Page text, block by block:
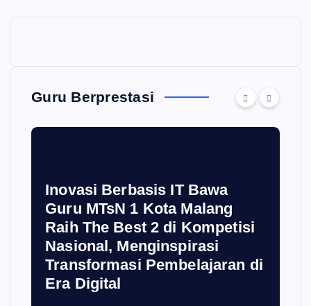
Guru Berprestasi
Inovasi Berbasis IT Bawa
Guru MTsN 1 Kota Malang
Raih The Best 2 di Kompetisi
Nasional, Menginspirasi
Transformasi Pembelajaran di
Era Digital